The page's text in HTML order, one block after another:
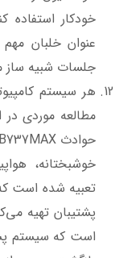
خودکار
عنوان خلبان
جلسات شبیه
هر سیستم
خوشبختانه،
تعبیه شده است
پشتیبان تهیه
است که سیستم